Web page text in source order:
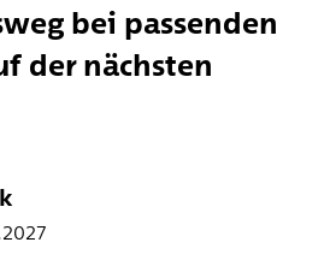
bei passenden
der nächsten